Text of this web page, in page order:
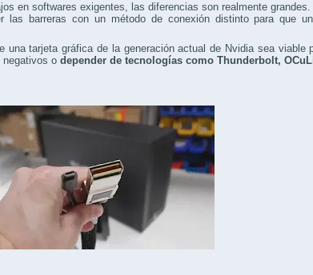
en softwares exigentes, las diferencias son realmente
las barreras con un método de conexión distinto para que
una tarjeta gráfica de la generación actual de Nvidia sea viable
negativos o depender de tecnologías como Thunderbolt,